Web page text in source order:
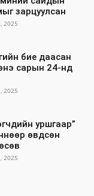
зарцуулсан
2025
бие даасан
сарын 24-нд
2025
уршгаар”
өвдсөн
2025